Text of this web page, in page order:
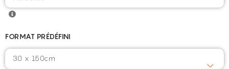
FORMAT PRÉDÉFINI
30 x 150cm